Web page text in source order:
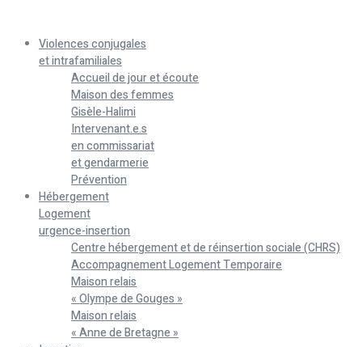
Violences conjugales
et intrafamiliales
Accueil de jour et écoute
Maison des femmes
Gisèle-Halimi
Intervenant.e.s
en commissariat
et gendarmerie
Prévention
Hébergement
Logement
urgence-insertion
Centre hébergement et de réinsertion sociale (CHRS)
Accompagnement Logement Temporaire
Maison relais
« Olympe de Gouges »
Maison relais
« Anne de Bretagne »